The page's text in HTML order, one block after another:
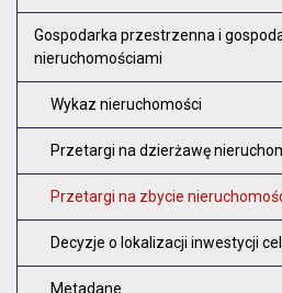
Gospodarka przestrzenna i
nieruchomościami
Wykaz nieruchomości
Przetargi na dzierżawę
Przetargi na zbycie
Decyzje o lokalizacji inwestycji
Metadane